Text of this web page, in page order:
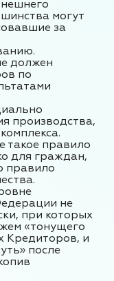
могут
за
должен
по
производства,
такое правило
для граждан,
правило
не
при которых
«тонущего
Кредиторов, и
после